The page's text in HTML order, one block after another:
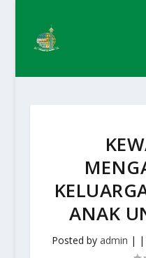
ANAK
Posted by admin | |